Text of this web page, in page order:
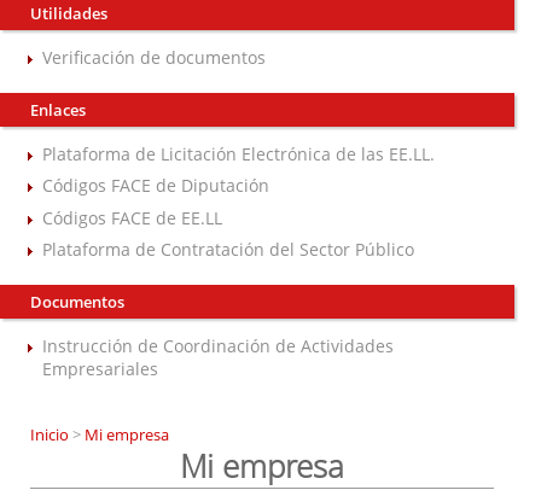
Utilidades
Verificación de documentos
Enlaces
Plataforma de Licitación Electrónica de las EE.LL.
Códigos FACE de Diputación
Códigos FACE de EE.LL
Plataforma de Contratación del Sector Público
Documentos
Instrucción de Coordinación de Actividades
Empresariales
Inicio > Mi empresa
Mi empresa